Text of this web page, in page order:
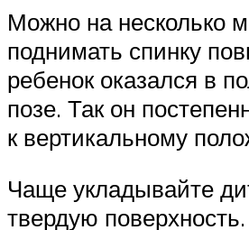
Можно на несколько
поднимать спинку
ребенок оказался в
позе. Так он
к вертикальному
Чаще укладывайте
твердую